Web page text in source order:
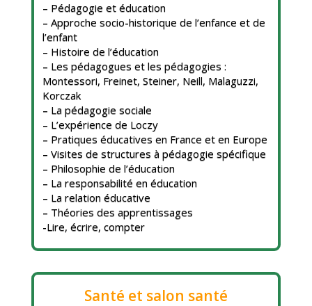
– Pédagogie et éducation
– Approche socio-historique de l’enfance et de
l’enfant
– Histoire de l’éducation
– Les pédagogues et les pédagogies :
Montessori, Freinet, Steiner, Neill, Malaguzzi,
Korczak
– La pédagogie sociale
– L’expérience de Loczy
– Pratiques éducatives en France et en Europe
– Visites de structures à pédagogie spécifique
– Philosophie de l’éducation
– La responsabilité en éducation
– La relation éducative
– Théories des apprentissages
-Lire, écrire, compter
Santé et salon santé